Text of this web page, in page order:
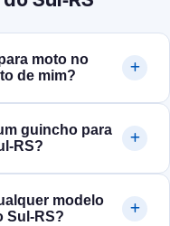
moto no
de mim?
guincho para
modelo
Sul‑RS?